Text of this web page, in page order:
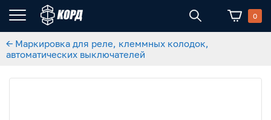
0
← Маркировка для реле, клеммных колодок,
автоматических выключателей